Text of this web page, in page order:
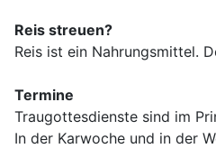
Reis streuen?
Reis ist ein Nahrungsmittel.
Termine
Traugottesdienste sind im
In der Karwoche und in der